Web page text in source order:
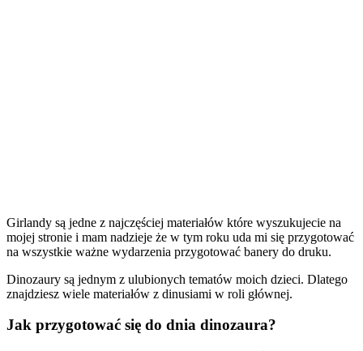
Girlandy są jedne z najczęściej materiałów które wyszukujecie na
mojej stronie i mam nadzieje że w tym roku uda mi się przygotować
na wszystkie ważne wydarzenia przygotować banery do druku.
Dinozaury są jednym z ulubionych tematów moich dzieci. Dlatego
znajdziesz wiele materiałów z dinusiami w roli głównej.
Jak przygotować się do dnia dinozaura?